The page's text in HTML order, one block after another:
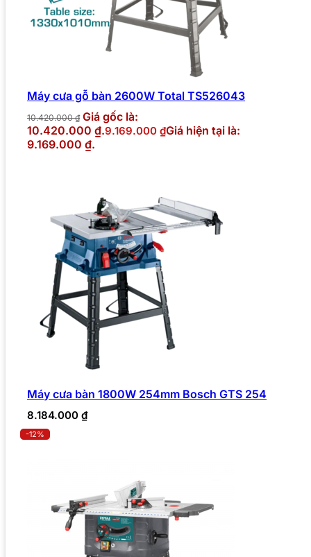
Máy cưa gỗ bàn 2600W Total TS526043
10.420.000₫ Giá gốc là:
10.420.000 ₫.9.169.000 ₫Giá hiện tại là:
9.169.000 ₫.
Máy cưa bàn 1800W 254mm Bosch GTS 254
8.184.000 ₫
-12%